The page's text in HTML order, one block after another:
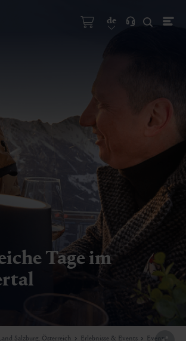
de
Tage im
Salzburg, Österreich Erlebnisse & Events
Events